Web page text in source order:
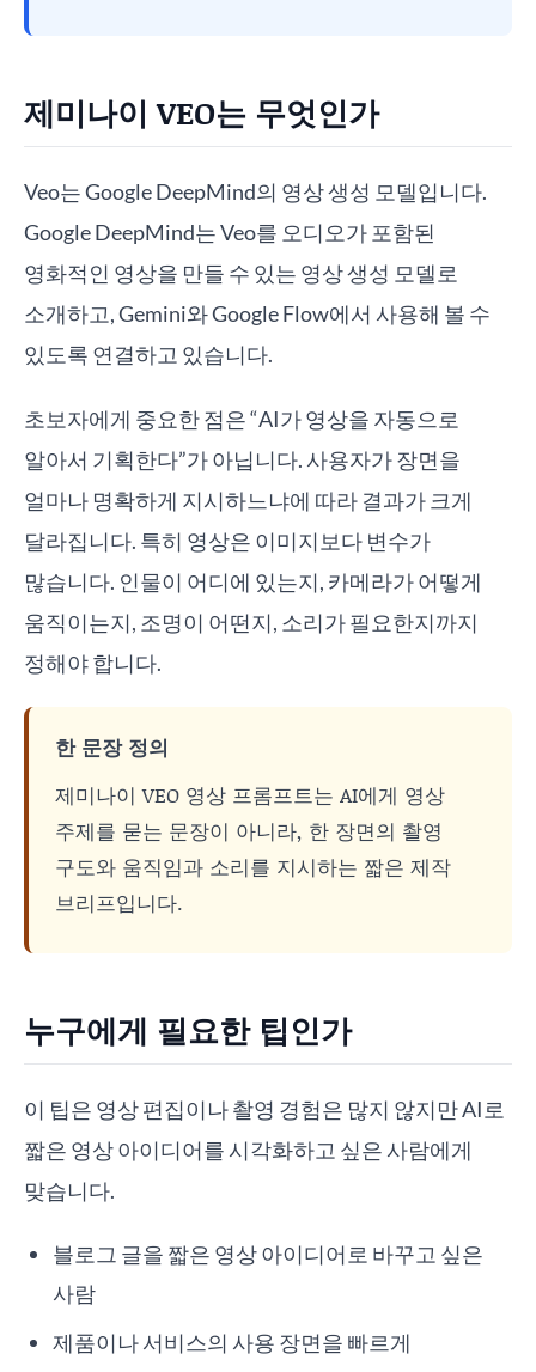
제미나이 VEO는 무엇인가
Veo는 Google DeepMind의 영상 생성 모델입니다.
Google DeepMind는 Veo를 오디오가 포함된
영화적인 영상을 만들 수 있는 영상 생성 모델로
소개하고, Gemini와 Google Flow에서 사용해 볼 수
있도록 연결하고 있습니다.
초보자에게 중요한 점은 “AI가 영상을 자동으로
알아서 기획한다”가 아닙니다. 사용자가 장면을
얼마나 명확하게 지시하느냐에 따라 결과가 크게
달라집니다. 특히 영상은 이미지보다 변수가
많습니다. 인물이 어디에 있는지, 카메라가 어떻게
움직이는지, 조명이 어떤지, 소리가 필요한지까지
정해야 합니다.
한 문장 정의
제미나이 VEO 영상 프롬프트는 AI에게 영상
주제를 묻는 문장이 아니라, 한 장면의 촬영
구도와 움직임과 소리를 지시하는 짧은 제작
브리프입니다.
누구에게 필요한 팁인가
이 팁은 영상 편집이나 촬영 경험은 많지 않지만 AI로
짧은 영상 아이디어를 시각화하고 싶은 사람에게
맞습니다.
블로그 글을 짧은 영상 아이디어로 바꾸고 싶은
사람
제품이나 서비스의 사용 장면을 빠르게